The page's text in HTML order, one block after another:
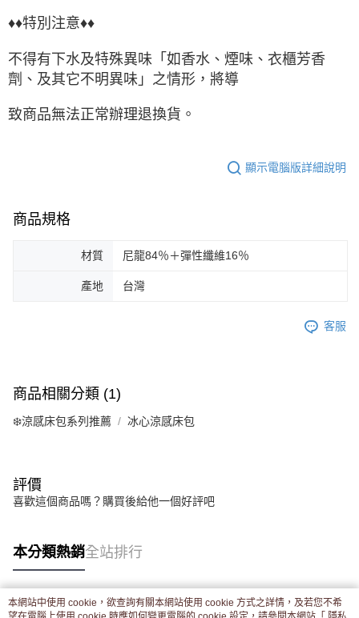
♦♦特別注意♦♦
不得有下水及特殊異味「如香水、煙味、衣櫃芳香
劑、及其它不明異味」之情形，將導
致商品無法正常辦理退換貨。
顯示電腦版詳細說明
商品規格
材質 尼龍84％＋彈性纖維16％
產地 台灣
客服
商品相關分類 (1)
❄️涼感床包系列推薦 冰心涼感床包
評價
喜歡這個商品嗎？購買後給他一個好評吧
本分類熱銷全站排行
熱門標籤
本網站中使用 cookie，欲查詢有關本網站使用 cookie 方式之詳情，及若您不希